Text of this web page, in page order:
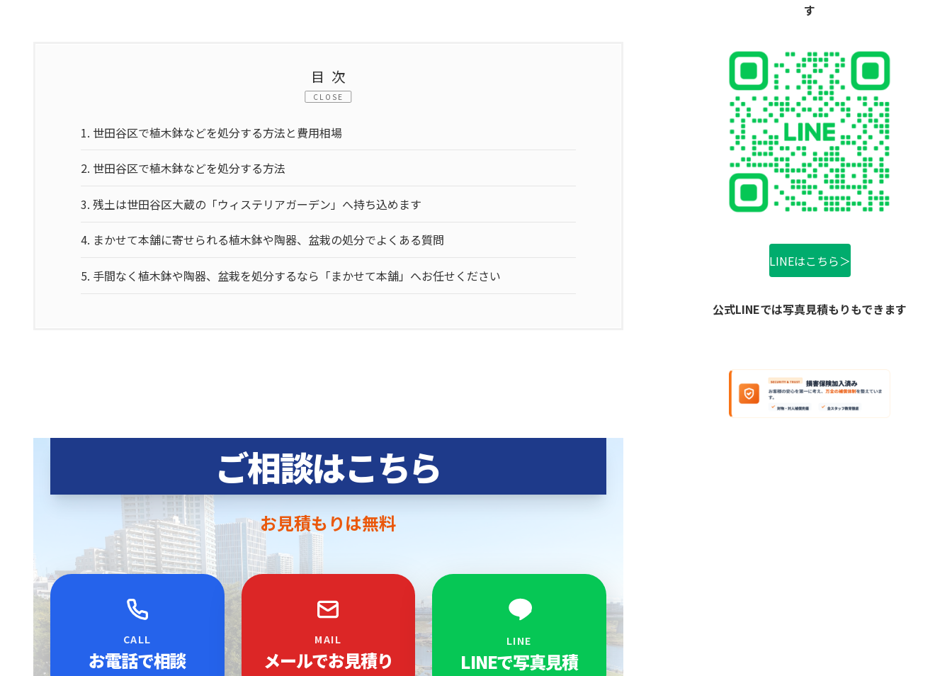
目次
CLOSE
1. 世田谷区で植木鉢などを処分する方法と費用相場
2. 世田谷区で植木鉢などを処分する方法
3. 残土は世田谷区大蔵の「ウィステリアガーデン」へ持ち込めます
4. まかせて本舗に寄せられる植木鉢や陶器、盆栽の処分でよくある質問
5. 手間なく植木鉢や陶器、盆栽を処分するなら「まかせて本舗」へお任せください
ご相談はこちら
お見積もりは無料
CALL
お電話で相談
MAIL
メールでお見積り
LINE
LINEで写真見積
す
LINEはこちら＞
公式LINEでは写真見積もりもできます